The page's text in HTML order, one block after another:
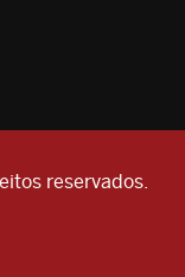
reservados.